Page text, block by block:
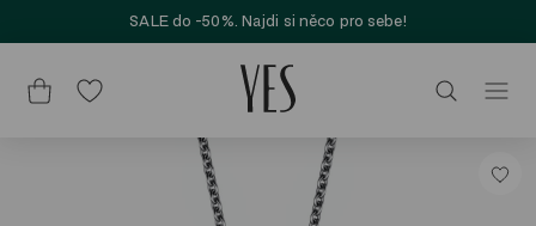
SALE do -50%. Najdi si něco pro sebe!